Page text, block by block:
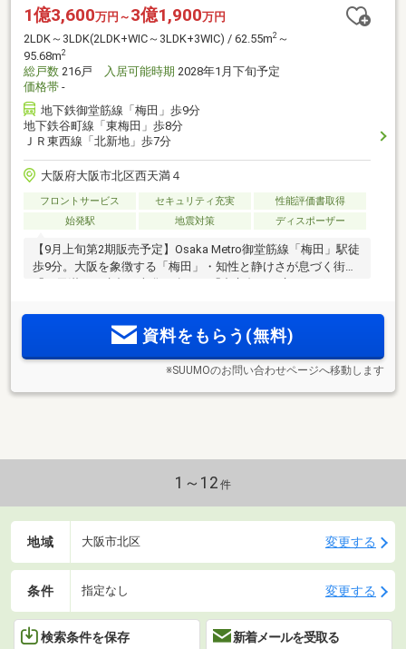
1億3,600万円～ 3億1,900万円
2LDK～3LDK(2LDK+WIC～3LDK+3WIC) / 62.55m2 ～
95.68m2
総戸数 216戸 入居可能時期 2028年1月下旬予定
価格帯 -
地下鉄御堂筋線「梅田」歩9分
地下鉄谷町線「東梅田」歩8分
ＪＲ東西線「北新地」歩7分
大阪府大阪市北区西天満４
フロントサービス セキュリティ充実
性能評価書取得
始発駅
地震対策 ディスポーザー
【9月上旬第2期販売予定】Osaka Metro御堂筋線「梅田」駅徒
歩9分。大阪を象徴する「梅田」・知性と静けさが息づく街
「西天満」・水都の文化が息づく「中之島」が交わるポジシ
エントリー受付中/エントリー者様限定モデルルーム案内会予
資料をもらう(無料)
※SUUMOのお問い合わせページへ移動します
1～12 件
地域 大阪市北区 変更する
条件 指定なし 変更する
検索条件を保存 新着メールを受取る